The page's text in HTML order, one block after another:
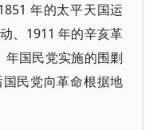
年的太平天国运
、1911 年的辛亥革
年国民党实施的围剿
民党向革命根据地